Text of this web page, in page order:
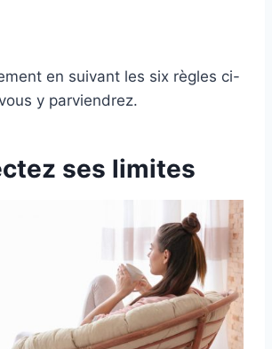
en suivant les six règles ci-
y parviendrez.
ses limites